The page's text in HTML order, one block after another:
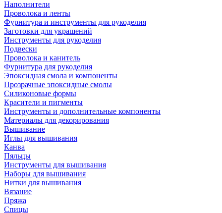
Наполнители
Проволока и ленты
Фурнитура и инструменты для рукоделия
Заготовки для украшений
Инструменты для рукоделия
Подвески
Проволока и канитель
Фурнитура для рукоделия
Эпоксидная смола и компоненты
Прозрачные эпоксидные смолы
Силиконовые формы
Красители и пигменты
Инструменты и дополнительные компоненты
Материалы для декорирования
Вышивание
Иглы для вышивания
Канва
Пяльцы
Инструменты для вышивания
Наборы для вышивания
Нитки для вышивания
Вязание
Пряжа
Спицы